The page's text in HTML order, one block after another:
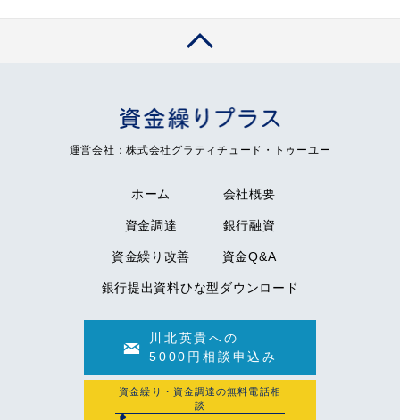
運営会社：株式会社グラティチュード・トゥーユー
ホーム 会社概要
資金調達 銀行融資
資金繰り改善 資金Q&A
銀行提出資料ひな型ダウンロード
川北英貴への
5000円相談申込み
資金繰り・資金調達の無料電話相
談